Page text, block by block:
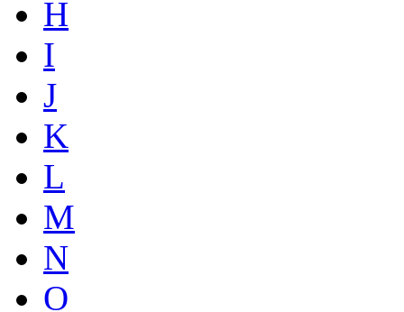
H
I
J
K
L
M
N
O